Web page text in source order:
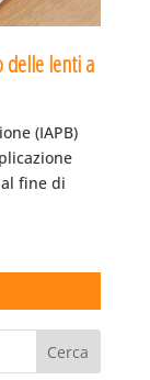
delle lenti a
(IAPB)
fine di